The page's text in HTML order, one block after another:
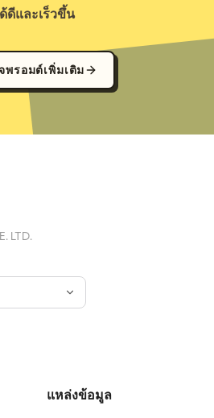
ดีและเร็วขึ้น
พรอมต์เพิ่มเติม
LTD.
แหล่งข้อมูล